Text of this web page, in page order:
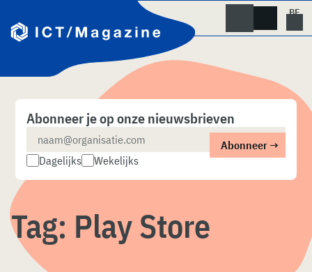
naar
content
Abonneer je op onze nieuwsbrieven
Dagelijks Wekelijks
Tag: Play Store